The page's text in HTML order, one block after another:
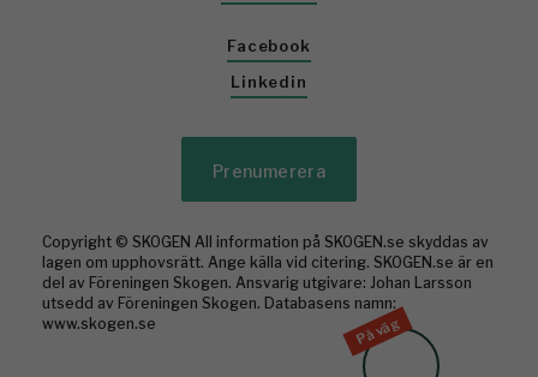
På väg
Facebook
Linkedin
Prenumerera
Copyright © SKOGEN All information på SKOGEN.se skyddas av
lagen om upphovsrätt. Ange källa vid citering. SKOGEN.se är en
del av Föreningen Skogen. Ansvarig utgivare: Johan Larsson
utsedd av Föreningen Skogen. Databasens namn:
www.skogen.se